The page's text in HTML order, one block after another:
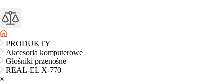
PRODUKTY
Akcesoria komputerowe
Głośniki przenośne
REAL-EL X-770
×